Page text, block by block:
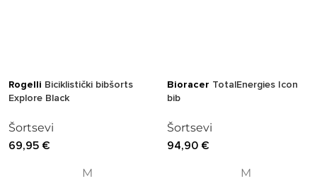
Rogelli Biciklistički bibšorts
Explore Black
Šortsevi
69,95 €
M
Bioracer TotalEnergies Icon
bib
Šortsevi
94,90 €
M